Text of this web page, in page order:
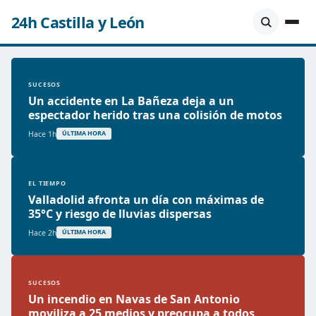
24h Castilla y León
SUCESOS
Un accidente en La Bañeza deja a un
espectador herido tras una colisión de motos
Hace 1h ÚLTIMA HORA
EL TIEMPO
Valladolid afronta un día con máximas de
35°C y riesgo de lluvias dispersas
Hace 2h ÚLTIMA HORA
SUCESOS
Un incendio en Navas de San Antonio